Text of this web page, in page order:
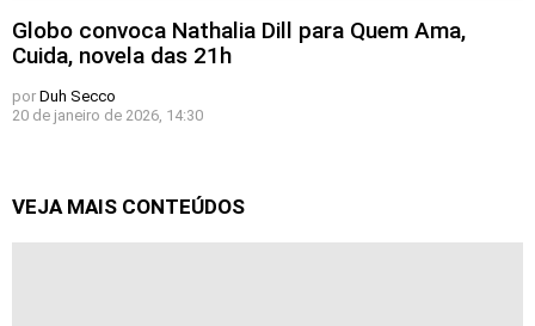
Globo convoca Nathalia Dill para Quem Ama,
Cuida, novela das 21h
por Duh Secco
20 de janeiro de 2026, 14:30
VEJA MAIS CONTEÚDOS